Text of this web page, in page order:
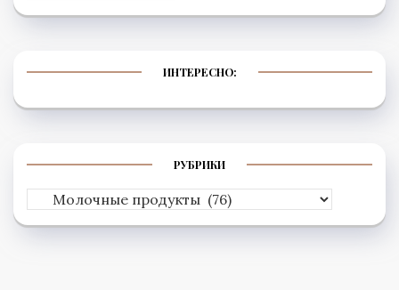
ИНТЕРЕСНО:
РУБРИКИ
Рубрики